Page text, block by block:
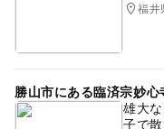
福井
勝山市にある臨済宗妙心
雄大
子で散